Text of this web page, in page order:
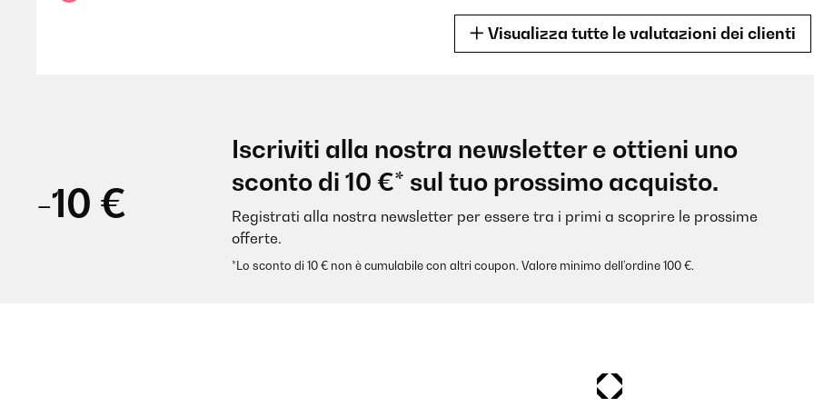
Neue Kindergartenflasche, da das Wasser aus der Plastikfasche schon sehr eklich schmeckte.Sind sehr zufrieden.
wenn die Flasche mal runter fällt oder unsanft auf einen steinigen Untergrund abgestellt wird.Aber hei, das ist eine
Sommer die Kids mit normaler Flasche heißes Wasser trinken, trinkt mein Kind schön gekühltes Wasser. Und im Winter
aufwärmen.Werde ich wieder kaufen, falls wir nochmal eine brauchen!
Die Flasche an sich ist super Toll, nur der Deckel verschluss ist in 8 Monaten kaputt gegangen gibt es einen Ersatz
Visualizza tutte le valutazioni dei clienti
-10 €
Iscriviti alla nostra newsletter e ottieni uno
sconto di 10 €* sul tuo prossimo acquisto.
Registrati alla nostra newsletter per essere tra i primi a scoprire le prossime
offerte.
*Lo sconto di 10 € non è cumulabile con altri coupon. Valore minimo dell’ordine 100 €.